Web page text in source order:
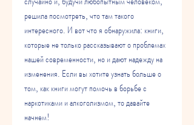
решила посмотреть, что там такого
интересного. И вот что я обнаружила: книги,
которые не только рассказывают о проблемах
нашей современности, но и дают надежду на
изменения. Если вы хотите узнать больше о
том, как книги могут помочь в борьбе с
наркотиками и алкоголизмом, то давайте
начнем!